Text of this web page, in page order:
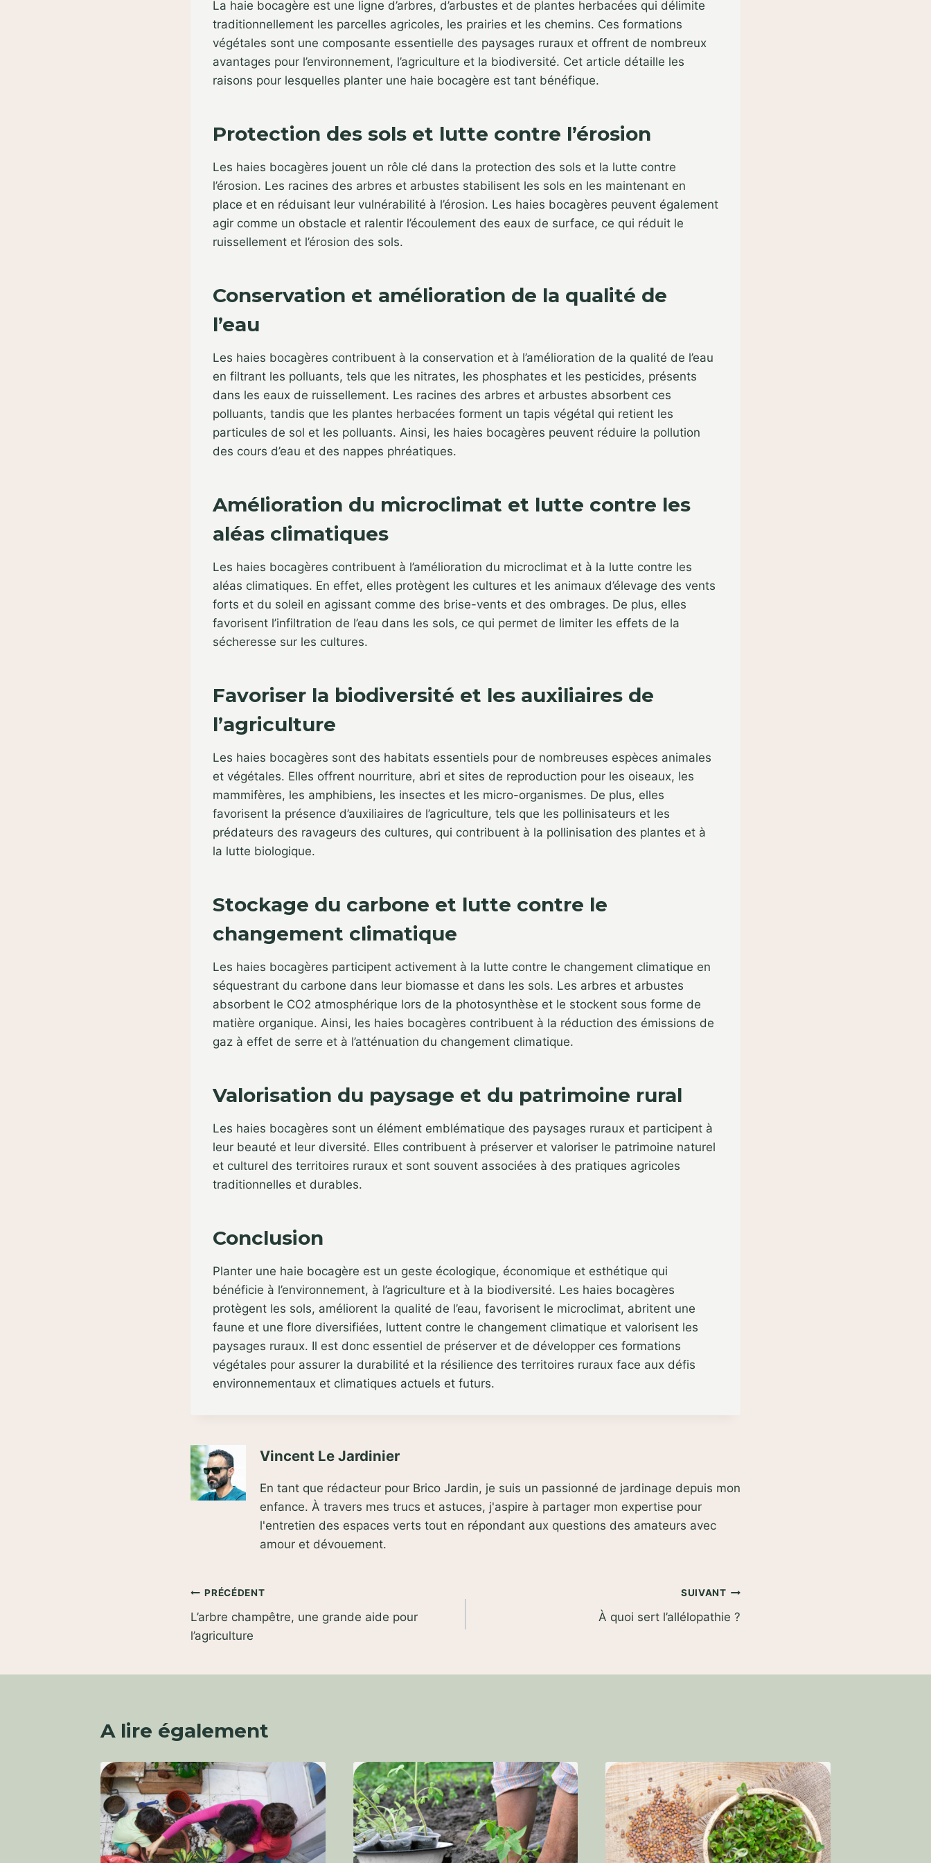
La haie bocagère est une ligne d’arbres, d’arbustes et de plantes herbacées qui délimite
traditionnellement les parcelles agricoles, les prairies et les chemins. Ces formations
végétales sont une composante essentielle des paysages ruraux et offrent de nombreux
avantages pour l’environnement, l’agriculture et la biodiversité. Cet article détaille les
raisons pour lesquelles planter une haie bocagère est tant bénéfique.
Protection des sols et lutte contre l’érosion
Les haies bocagères jouent un rôle clé dans la protection des sols et la lutte contre
l’érosion. Les racines des arbres et arbustes stabilisent les sols en les maintenant en
place et en réduisant leur vulnérabilité à l’érosion. Les haies bocagères peuvent également
agir comme un obstacle et ralentir l’écoulement des eaux de surface, ce qui réduit le
ruissellement et l’érosion des sols.
Conservation et amélioration de la qualité de
l’eau
Les haies bocagères contribuent à la conservation et à l’amélioration de la qualité de l’eau
en filtrant les polluants, tels que les nitrates, les phosphates et les pesticides, présents
dans les eaux de ruissellement. Les racines des arbres et arbustes absorbent ces
polluants, tandis que les plantes herbacées forment un tapis végétal qui retient les
particules de sol et les polluants. Ainsi, les haies bocagères peuvent réduire la pollution
des cours d’eau et des nappes phréatiques.
Amélioration du microclimat et lutte contre les
aléas climatiques
Les haies bocagères contribuent à l’amélioration du microclimat et à la lutte contre les
aléas climatiques. En effet, elles protègent les cultures et les animaux d’élevage des vents
forts et du soleil en agissant comme des brise-vents et des ombrages. De plus, elles
favorisent l’infiltration de l’eau dans les sols, ce qui permet de limiter les effets de la
sécheresse sur les cultures.
Favoriser la biodiversité et les auxiliaires de
l’agriculture
Les haies bocagères sont des habitats essentiels pour de nombreuses espèces animales
et végétales. Elles offrent nourriture, abri et sites de reproduction pour les oiseaux, les
mammifères, les amphibiens, les insectes et les micro-organismes. De plus, elles
favorisent la présence d’auxiliaires de l’agriculture, tels que les pollinisateurs et les
prédateurs des ravageurs des cultures, qui contribuent à la pollinisation des plantes et à
la lutte biologique.
Stockage du carbone et lutte contre le
changement climatique
Les haies bocagères participent activement à la lutte contre le changement climatique en
séquestrant du carbone dans leur biomasse et dans les sols. Les arbres et arbustes
absorbent le CO2 atmosphérique lors de la photosynthèse et le stockent sous forme de
matière organique. Ainsi, les haies bocagères contribuent à la réduction des émissions de
gaz à effet de serre et à l’atténuation du changement climatique.
Valorisation du paysage et du patrimoine rural
Les haies bocagères sont un élément emblématique des paysages ruraux et participent à
leur beauté et leur diversité. Elles contribuent à préserver et valoriser le patrimoine naturel
et culturel des territoires ruraux et sont souvent associées à des pratiques agricoles
traditionnelles et durables.
Conclusion
Planter une haie bocagère est un geste écologique, économique et esthétique qui
bénéficie à l’environnement, à l’agriculture et à la biodiversité. Les haies bocagères
protègent les sols, améliorent la qualité de l’eau, favorisent le microclimat, abritent une
faune et une flore diversifiées, luttent contre le changement climatique et valorisent les
paysages ruraux. Il est donc essentiel de préserver et de développer ces formations
végétales pour assurer la durabilité et la résilience des territoires ruraux face aux défis
environnementaux et climatiques actuels et futurs.
Vincent Le Jardinier
En tant que rédacteur pour Brico Jardin, je suis un passionné de jardinage depuis mon
enfance. À travers mes trucs et astuces, j'aspire à partager mon expertise pour
l'entretien des espaces verts tout en répondant aux questions des amateurs avec
amour et dévouement.
Navigation
de
PRÉCÉDENT
L’arbre champêtre, une grande aide pour
l’agriculture
SUIVANT
À quoi sert l’allélopathie ?
A lire également